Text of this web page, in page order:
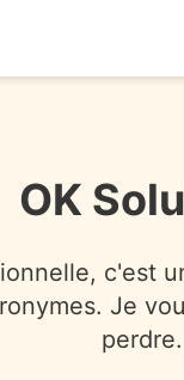
OK
c'est
Je
perdre.